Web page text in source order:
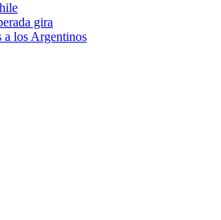
gira
a los Argentinos